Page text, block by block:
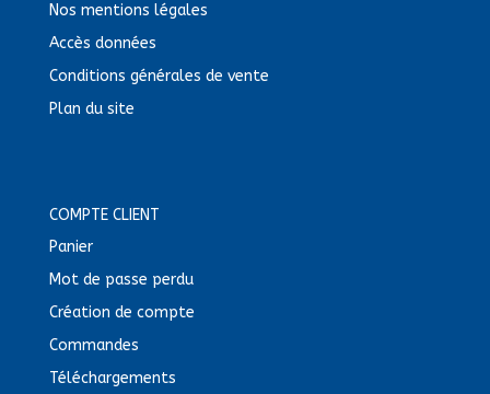
Nos mentions légales
Accès données
Conditions générales de vente
Plan du site
COMPTE CLIENT
Panier
Mot de passe perdu
Création de compte
Commandes
Téléchargements